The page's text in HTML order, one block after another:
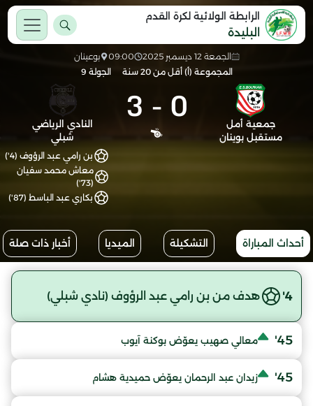
الرابطة الولائية لكرة القدم
البليدة
الجمعة 12 ديسمبر 2025 09:00
بوعينان
المجموعة (أ) أقل من 20 سنة
الجولة 9
جمعية أمل
مستقبل بوينان
0
-
3
النادي الرياضي
شبلي
بن رامي عبد الرؤوف (4')
معاش محمد سفيان
(73')
بكاري عبد الباسط (87')
أحداث المباراة التشكيلة الميديا أخبار ذات صلة
4' هدف من بن رامي عبد الرؤوف (نادي شبلي)
45' معالي صهيب يعوّض بوكنة آيوب
45' زيدان عبد الرحمان يعوّض حميدية هشام